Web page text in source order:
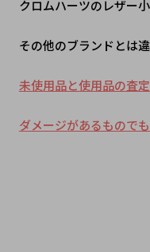
クロムハーツのレザー小
その他のブランドとは違
未使用品と使用品の査
ダメージがあるもので